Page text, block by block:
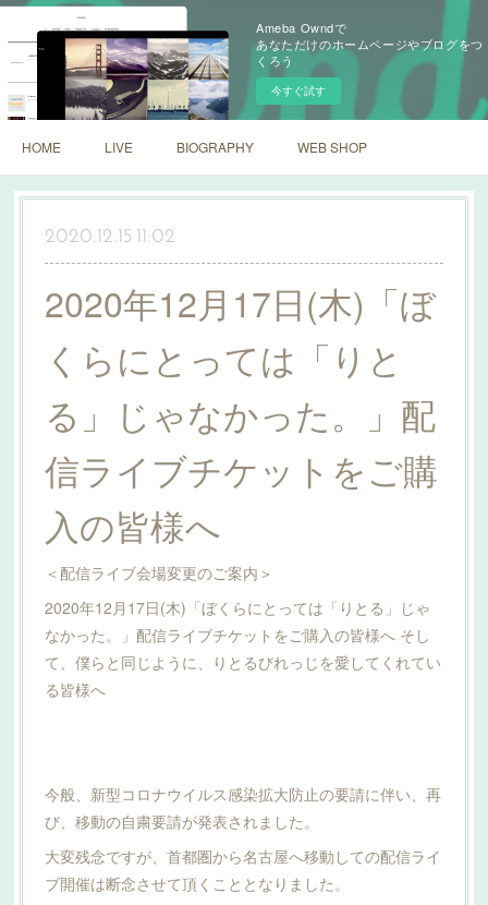
Ameba Owndで
あなただけのホームページやブログをつ
くろう
今すぐ試す
HOME LIVE BIOGRAPHY WEB SHOP
2020.12.15 11:02
2020年12月17日(木)「ぼ
くらにとっては「りと
る」じゃなかった。」配
信ライブチケットをご購
入の皆様へ
＜配信ライブ会場変更のご案内＞
2020年12月17日(木)「ぼくらにとっては「りとる」じゃ
なかった。」配信ライブチケットをご購入の皆様へ そし
て、僕らと同じように、りとるびれっじを愛してくれてい
る皆様へ
今般、新型コロナウイルス感染拡大防止の要請に伴い、再
び、移動の自粛要請が発表されました。
大変残念ですが、首都圏から名古屋へ移動しての配信ライ
ブ開催は断念させて頂くこととなりました。